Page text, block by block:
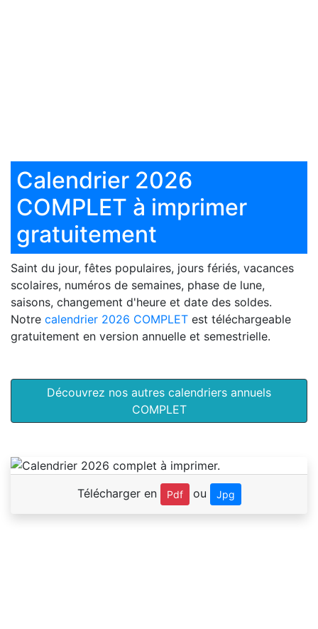
Calendrier 2026
COMPLET à imprimer
gratuitement
Saint du jour, fêtes populaires, jours fériés, vacances
scolaires, numéros de semaines, phase de lune,
saisons, changement d'heure et date des soldes.
Notre calendrier 2026 COMPLET est téléchargeable
gratuitement en version annuelle et semestrielle.
Découvrez nos autres calendriers annuels
COMPLET
Télécharger en Pdf ou Jpg